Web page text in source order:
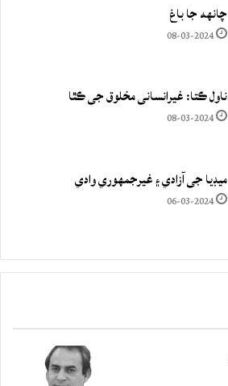
چانهه جا باغ
08-03-2024
ناول ڪتا: غيرانساني مخلوق جي ڪٿا
08-03-2024
ميڊيا جي آزادي ۽ غيرجمھوري وادي
06-03-2024